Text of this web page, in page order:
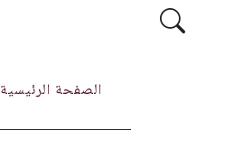
الصفحة الرئيسية